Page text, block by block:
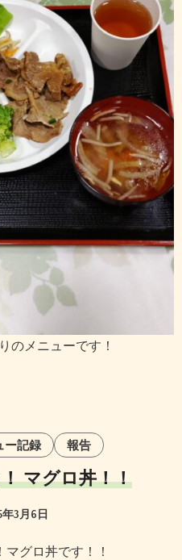
のメニューです！
ー記録 報告
マグロ丼！！
年3月6日
マグロ丼です！！